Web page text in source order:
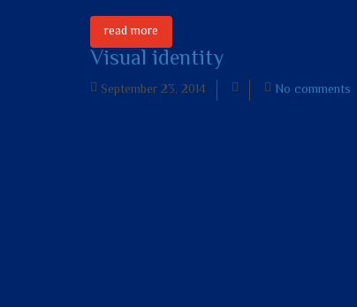
read more
Visual identity
September 23, 2014 No comments